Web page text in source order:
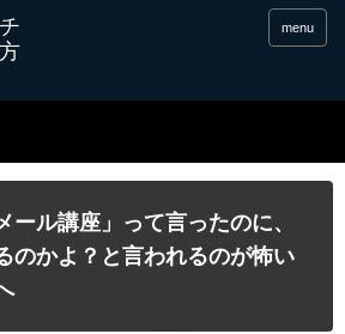
menu
ール講座」って言ったのに、
のかよ？と言われるのが怖い